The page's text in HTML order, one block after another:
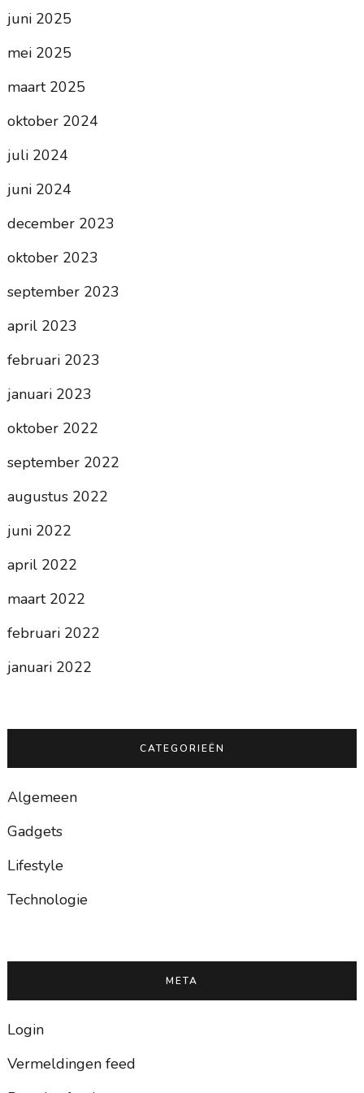
juni 2025
mei 2025
maart 2025
oktober 2024
juli 2024
juni 2024
december 2023
oktober 2023
september 2023
april 2023
februari 2023
januari 2023
oktober 2022
september 2022
augustus 2022
juni 2022
april 2022
maart 2022
februari 2022
januari 2022
CATEGORIEËN
Algemeen
Gadgets
Lifestyle
Technologie
META
Login
Vermeldingen feed